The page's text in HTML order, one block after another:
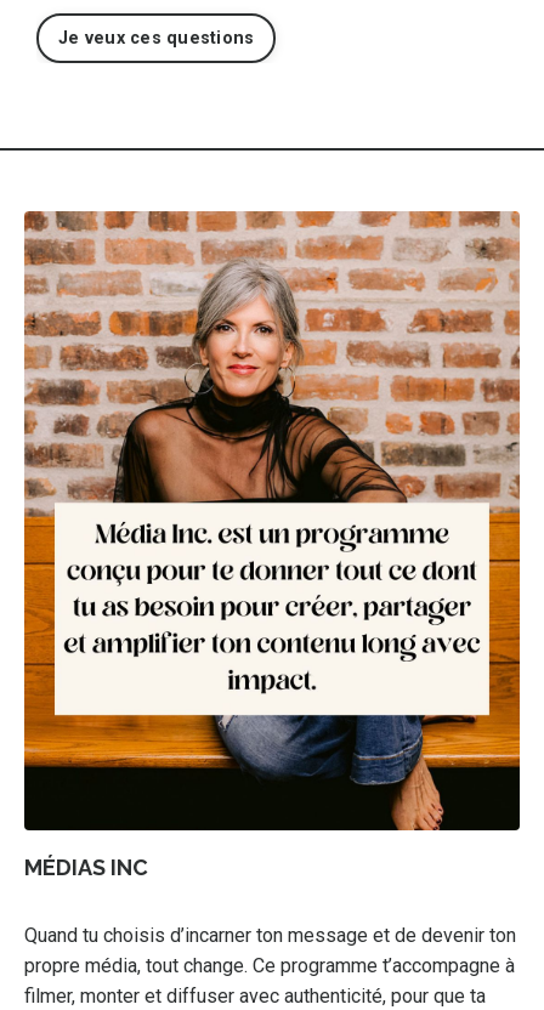
Je veux ces questions
MÉDIAS INC
Quand tu choisis d’incarner ton message et de devenir ton
propre média, tout change. Ce programme t’accompagne à
filmer, monter et diffuser avec authenticité, pour que ta